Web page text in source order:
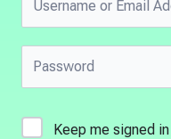
Keep me signed in